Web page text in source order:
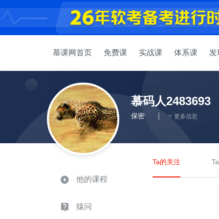
慕课网首页 免费课 实战课 体系课 发
慕码人2483693
保密 更多信息
他的课程
猿问
Ta的关注